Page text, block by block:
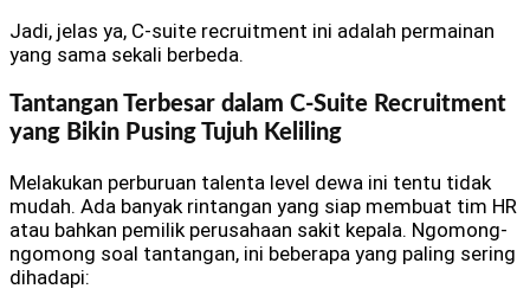
Jadi, jelas ya, C-suite recruitment ini adalah permainan
yang sama sekali berbeda.
Tantangan Terbesar dalam C-Suite Recruitment
yang Bikin Pusing Tujuh Keliling
Melakukan perburuan talenta level dewa ini tentu tidak
mudah. Ada banyak rintangan yang siap membuat tim HR
atau bahkan pemilik perusahaan sakit kepala. Ngomong-
ngomong soal tantangan, ini beberapa yang paling sering
dihadapi: